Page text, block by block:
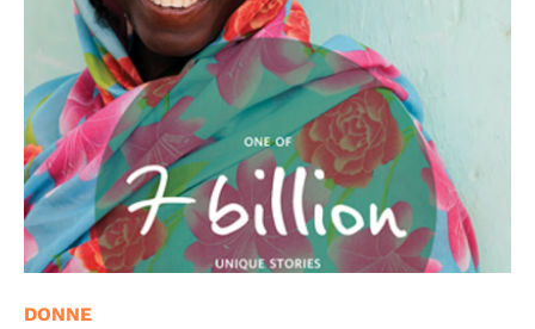
DONNE